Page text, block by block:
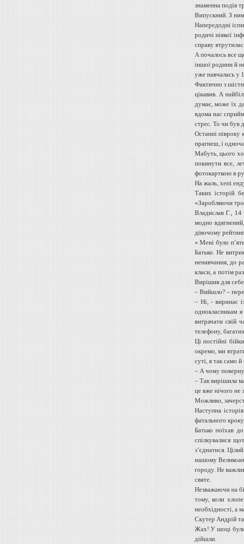
знаменна подія
Випускний. З ним
Напередодні
родичі ніякої
справу
А почалось все
іншої родини й
уже навчалась у
Фактично з
цікавив. А
думає, може їх
вдома нас
стрес. То чи був
Останні півроку
прагнеш, і
Мабуть, цього
покинути все,
фотокарткою в
На жаль, хепі
Таких історій
«Заробляючи
Владислав Г., 14
модно
дівочому
« Мені було
Батько. Не
ненавчання, до
класи, а потім
Вирішив для
– Вийшло? –
– Ні, - виринає
однокласникам
витрачати свій
телефону,
Ці постійні
окремо, ми
суті, я так само
– А чому
– Так вирішила
це вже нічого не
Можливо,
Наступна
фатального
Батько поїхав
спілкувалися
з’єднатися.
нашому
городу. Не
святе.
Незважаючи на
тому, коли
необхідності, а
Скутер Андрій
Жах! У шоці були
дійшли.